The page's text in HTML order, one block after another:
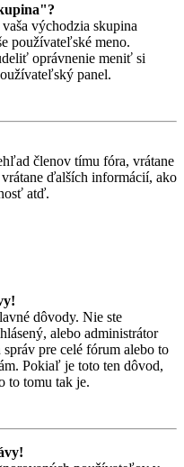
východzia skupina
používateľské meno.
oprávnenie meniť si
panel.
členov tímu fóra, vrátane
ďalších informácií, ako
atď.
dôvody. Nie ste
alebo administrátor
pre celé fórum alebo to
Pokiaľ je toto ten dôvod,
to tomu tak je.